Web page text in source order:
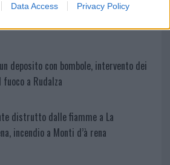
Data Access Privacy Policy
nella notte a Olbia, a fuoco due furgoni
deposito con bombole, intervento dei
a Rudalza
distrutto dalle fiamme a La
incendio a Monti d’à rena